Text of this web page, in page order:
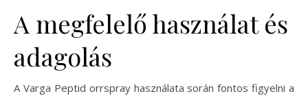
A megfelelő használat és
adagolás
A Varga Peptid orrspray használata során fontos figyelni a